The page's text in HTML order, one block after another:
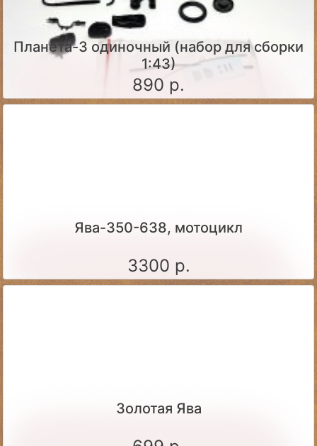
Планета-3 одиночный (набор для сборки
1:43)
890 р.
Ява-350-638, мотоцикл
3300 р.
Золотая Ява